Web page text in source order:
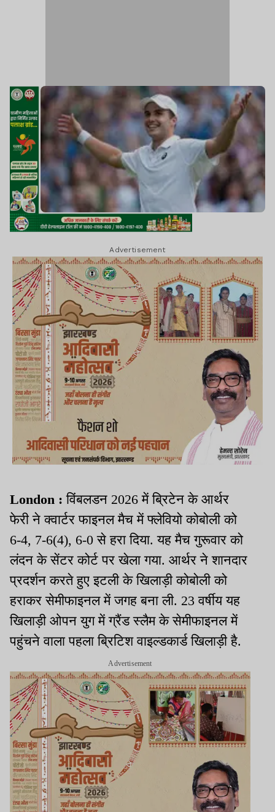
Advertisement
London :विंबलडन 2026 में ब्रिटेन के आर्थर
फेरी ने क्वार्टर फाइनल मैच में फ्लेवियो कोबोली को
6-4, 7-6(4), 6-0 से हरा दिया. यह मैच गुरूवार को
लंदन के सेंटर कोर्ट पर खेला गया. आर्थर ने शानदार
प्रदर्शन करते हुए इटली के खिलाड़ी कोबोली को
हराकर सेमीफाइनल में जगह बना ली. 23 वर्षीय यह
खिलाड़ी ओपन युग में ग्रैंड स्लैम के सेमीफाइनल में
पहुंचने वाला पहला ब्रिटिश वाइल्डकार्ड खिलाड़ी है.
Advertisement